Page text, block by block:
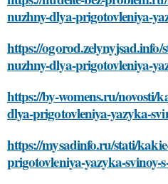
nuzhny-dlya-prigotovleniya-
https://
nuzhny-dlya-prigotovleniya-
https://by-womens.ru/novosti/
dlya-prigotovleniya-yazyka-
https://mysadinfo.ru/stati/
prigotovleniya-yazyka-svinoy-